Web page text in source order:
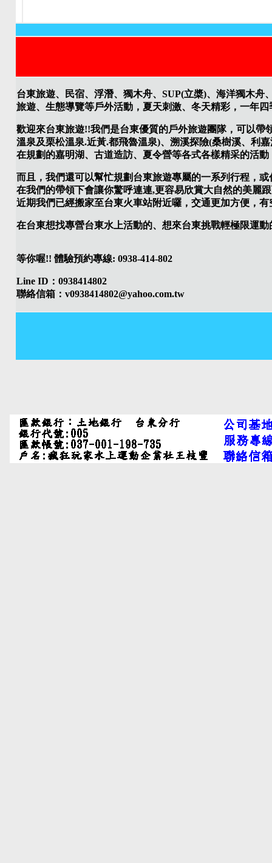
台東旅遊、民宿、浮潛、獨木舟、SUP(立槳)、海洋獨木
旅遊、生態導覽等戶外活動，夏天刺激、冬天精彩，一年
歡迎來台東旅遊!!我們是台東優質的戶外旅遊團隊，可以
溫泉及栗松溫泉.近黃.都飛魯溫泉)、溯溪探險(桑樹溪、利
在規劃的嘉明湖、古道造訪、夏令營等各式各樣精采的活
而且，我們還可以幫忙規劃台東旅遊專屬的一系列行程，
在我們的帶領下會讓你驚呼連連,更容易欣賞大自然的美麗
近期我們已經搬家至台東火車站附近囉，交通更加方便，
在台東想找專營台東水上活動的、想來台東挑戰輕極限運
等你喔!! 體驗預約專線: 0938-414-802
Line ID：0938414802
聯絡信箱：v0938414802@yahoo.com.tw